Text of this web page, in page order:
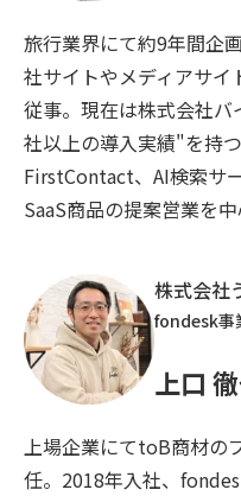
旅行業界にて約9年間企
社サイトやメディアサ
従事。現在は株式会社
社以上の導入実績"を持
FirstContact、AI検索サ
SaaS商品の提案営業を中
株式会社
fondesk
上口
上場企業にてtoB商材の
任。2018年入社、